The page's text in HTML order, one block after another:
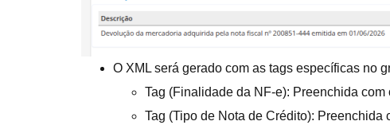
O XML será gerado com as tags específicas no
Tag (Finalidade da NF-e): Preenchida com
Tag (Tipo de Nota de Crédito): Preenchida